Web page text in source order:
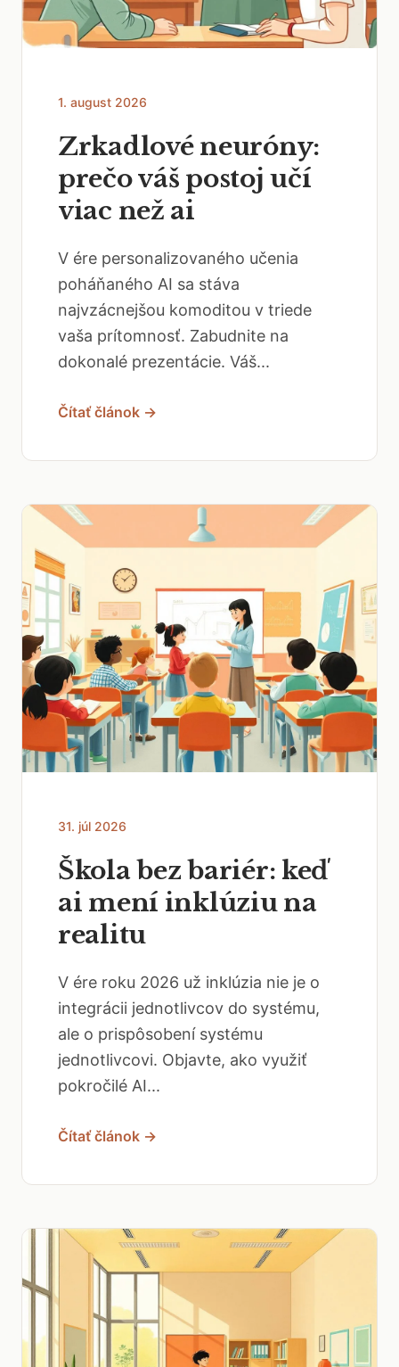
1. august 2026
Zrkadlové neuróny:
prečo váš postoj učí
viac než ai
V ére personalizovaného učenia
poháňaného AI sa stáva
najvzácnejšou komoditou v triede
vaša prítomnosť. Zabudnite na
dokonalé prezentácie. Váš...
Čítať článok →
31. júl 2026
Škola bez bariér: keď
ai mení inklúziu na
realitu
V ére roku 2026 už inklúzia nie je o
integrácii jednotlivcov do systému,
ale o prispôsobení systému
jednotlivcovi. Objavte, ako využiť
pokročilé AI...
Čítať článok →